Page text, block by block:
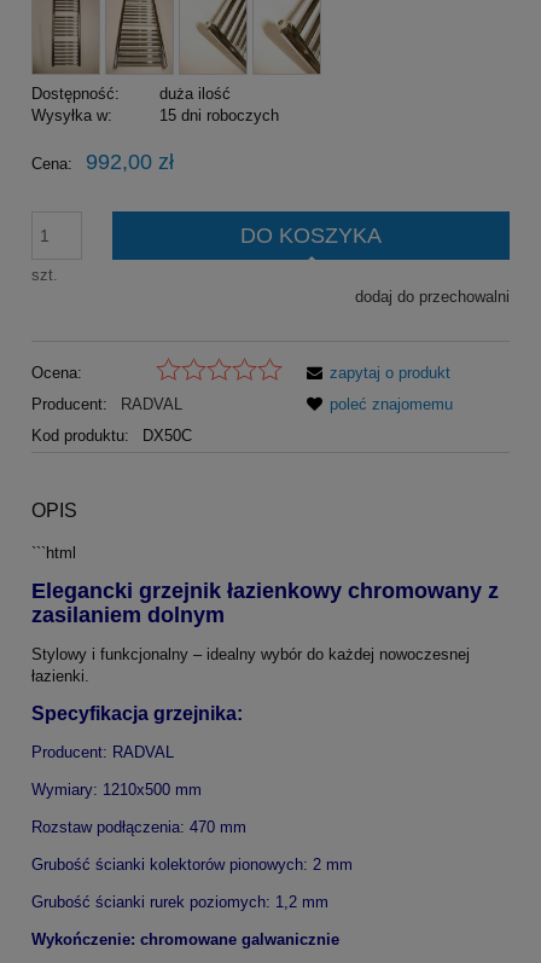
Dostępność:
duża ilość
Wysyłka w:
15 dni roboczych
Cena: 992,00 zł
szt.
DO KOSZYKA
dodaj do przechowalni
Ocena:
Producent:
RADVAL
Kod produktu:
DX50C
zapytaj o produkt
poleć znajomemu
OPIS
```html
Elegancki grzejnik łazienkowy chromowany z
zasilaniem dolnym
Stylowy i funkcjonalny – idealny wybór do każdej nowoczesnej
łazienki.
Specyfikacja grzejnika:
Producent: RADVAL
Wymiary: 1210x500 mm
Rozstaw podłączenia: 470 mm
Grubość ścianki kolektorów pionowych: 2 mm
Grubość ścianki rurek poziomych: 1,2 mm
Wykończenie: chromowane galwanicznie